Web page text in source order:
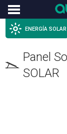
ENERGÍA SOLAR
Panel
SOLAR